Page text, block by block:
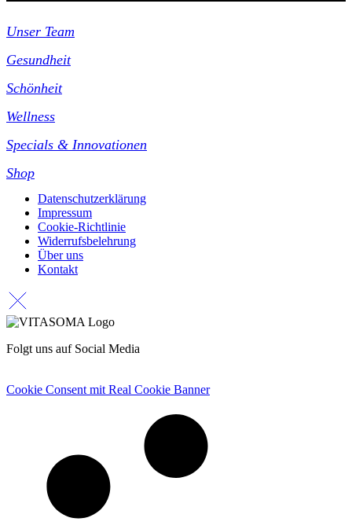
Unser Team
Gesundheit
Schönheit
Wellness
Specials & Innovationen
Shop
Datenschutzerklärung
Impressum
Cookie-Richtlinie
Widerrufsbelehrung
Über uns
Kontakt
Folgt uns auf Social Media
Cookie Consent mit Real Cookie Banner